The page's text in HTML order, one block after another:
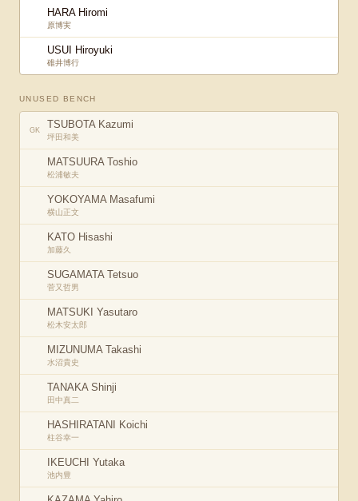
HARA Hiromi
原博実
USUI Hiroyuki
碓井博行
UNUSED BENCH
GK TSUBOTA Kazumi
坪田和美
MATSUURA Toshio
松浦敏夫
YOKOYAMA Masafumi
横山正文
KATO Hisashi
加藤久
SUGAMATA Tetsuo
菅又哲男
MATSUKI Yasutaro
松木安太郎
MIZUNUMA Takashi
水沼貴史
TANAKA Shinji
田中真二
HASHIRATANI Koichi
柱谷幸一
IKEUCHI Yutaka
池内豊